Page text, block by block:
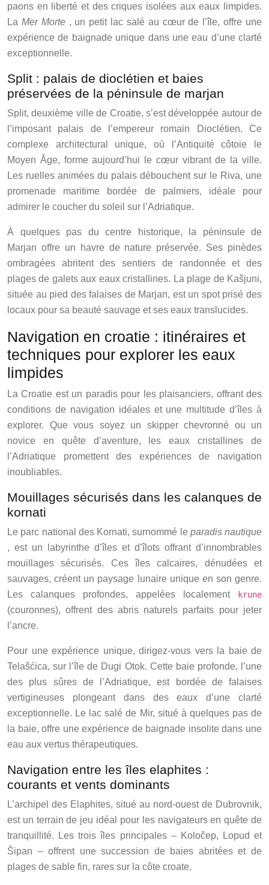
paons en liberté et des criques isolées aux eaux limpides.
La Mer Morte , un petit lac salé au cœur de l’île, offre une
expérience de baignade unique dans une eau d’une clarté
exceptionnelle.
Split : palais de dioclétien et baies
préservées de la péninsule de marjan
Split, deuxième ville de Croatie, s’est développée autour de
l’imposant palais de l’empereur romain Dioclétien. Ce
complexe architectural unique, où l’Antiquité côtoie le
Moyen Âge, forme aujourd’hui le cœur vibrant de la ville.
Les ruelles animées du palais débouchent sur le Riva, une
promenade maritime bordée de palmiers, idéale pour
admirer le coucher du soleil sur l’Adriatique.
À quelques pas du centre historique, la péninsule de
Marjan offre un havre de nature préservée. Ses pinèdes
ombragées abritent des sentiers de randonnée et des
plages de galets aux eaux cristallines. La plage de Kašjuni,
située au pied des falaises de Marjan, est un spot prisé des
locaux pour sa beauté sauvage et ses eaux translucides.
Navigation en croatie : itinéraires et
techniques pour explorer les eaux
limpides
La Croatie est un paradis pour les plaisanciers, offrant des
conditions de navigation idéales et une multitude d’îles à
explorer. Que vous soyez un skipper chevronné ou un
novice en quête d’aventure, les eaux cristallines de
l’Adriatique promettent des expériences de navigation
inoubliables.
Mouillages sécurisés dans les calanques de
kornati
Le parc national des Kornati, surnommé le paradis nautique
, est un labyrinthe d’îles et d’îlots offrant d’innombrables
mouillages sécurisés. Ces îles calcaires, dénudées et
sauvages, créent un paysage lunaire unique en son genre.
Les calanques profondes, appelées localement
krune
(couronnes), offrent des abris naturels parfaits pour jeter
l’ancre.
Pour une expérience unique, dirigez-vous vers la baie de
Telašćica, sur l’île de Dugi Otok. Cette baie profonde, l’une
des plus sûres de l’Adriatique, est bordée de falaises
vertigineuses plongeant dans des eaux d’une clarté
exceptionnelle. Le lac salé de Mir, situé à quelques pas de
la baie, offre une expérience de baignade insolite dans une
eau aux vertus thérapeutiques.
Navigation entre les îles elaphites :
courants et vents dominants
L’archipel des Elaphites, situé au nord-ouest de Dubrovnik,
est un terrain de jeu idéal pour les navigateurs en quête de
tranquillité. Les trois îles principales – Koločep, Lopud et
Šipan – offrent une succession de baies abritées et de
plages de sable fin, rares sur la côte croate.